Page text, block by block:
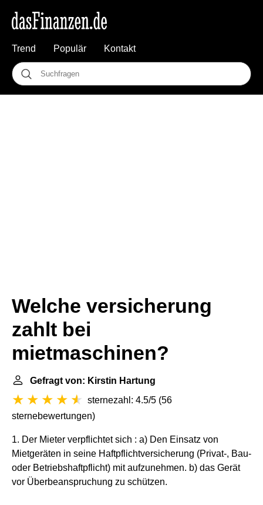
Trend Populär Kontakt
Welche versicherung
zahlt bei
mietmaschinen?
Gefragt von: Kirstin Hartung
sternezahl: 4.5/5 (56
sternebewertungen)
1. Der Mieter verpflichtet sich : a) Den Einsatz von
Mietgeräten in seine Haftpflichtversicherung (Privat-, Bau-
oder Betriebshaftpflicht) mit aufzunehmen. b) das Gerät
vor Überbeanspruchung zu schützen.